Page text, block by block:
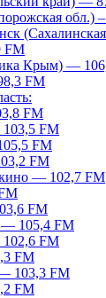
обл.)
FM
Крым) —
FM
FM
FM
FM
FM
— 102,7 FM
FM
105,4 FM
FM
FM
103,3 FM
FM